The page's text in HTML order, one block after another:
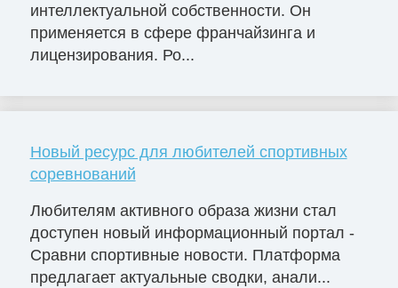
интеллектуальной собственности. Он
применяется в сфере франчайзинга и
лицензирования. Ро...
Новый ресурс для любителей спортивных
соревнований
Любителям активного образа жизни стал
доступен новый информационный портал -
Сравни спортивные новости. Платформа
предлагает актуальные сводки, анали...